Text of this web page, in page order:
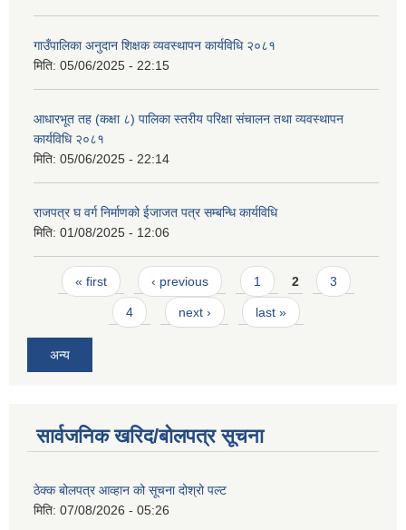
गाउँपालिका अनुदान शिक्षक व्यवस्थापन कार्यविधि २०८१
मिति: 05/06/2025 - 22:15
आधारभूत तह (कक्षा ८) पालिका स्तरीय परिक्षा संचालन तथा व्यवस्थापन
कार्यविधि २०८१
मिति: 05/06/2025 - 22:14
राजपत्र घ वर्ग निर्माणको ईजाजत पत्र सम्बन्धि कार्यविधि
मिति: 01/08/2025 - 12:06
Pages
« first ‹ previous 1 2 3
4 next › last »
अन्य
सार्वजनिक खरिद/बोलपत्र सूचना
ठेक्क बोलपत्र आव्हान को सूचना दोश्रो पल्ट
मिति: 07/08/2026 - 05:26